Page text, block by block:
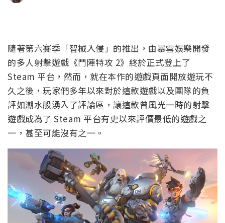
隨著第六賽季「智械入侵」的推出，由暴雪娛樂開發
的多人射擊遊戲《鬥陣特攻 2》終於正式登上了
Steam 平台，然而，就在本作的遊戲頁面開放遊玩不
久之後，玩家們多年以來對於這款遊戲以及團隊的負
評如潮水般湧入了評論區，讓這款曾風光一時的射擊
遊戲成為了 Steam 平台有史以來評價最低的遊戲之
一，甚至可能沒有之一。